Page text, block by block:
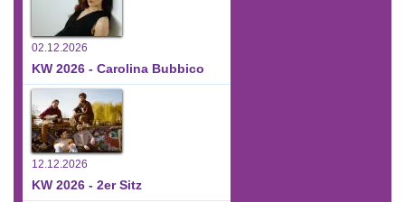
02.12.2026
KW 2026 - Carolina Bubbico
12.12.2026
KW 2026 - 2er Sitz